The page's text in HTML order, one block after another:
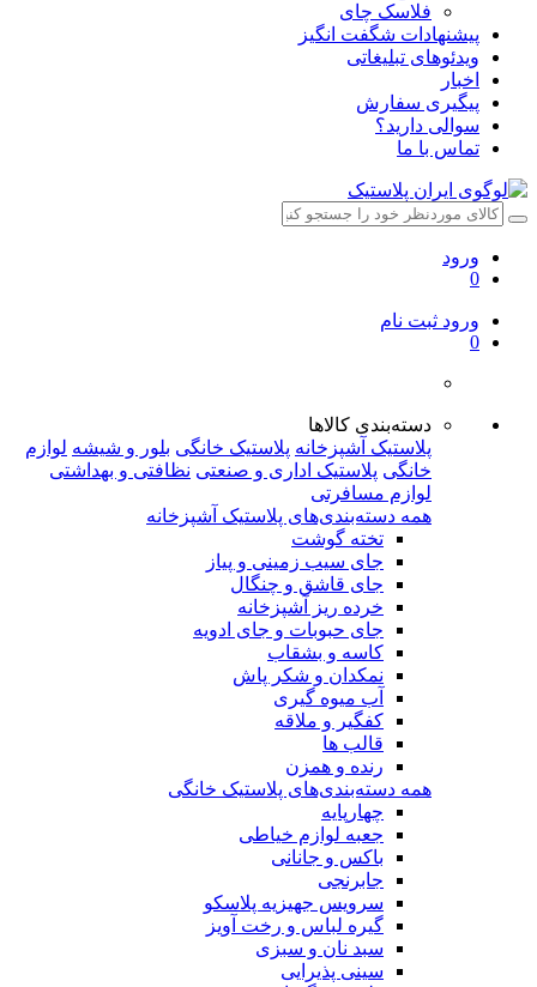
فلاسک چای
پیشنهادات شگفت انگیز
ویدئوهای تبلیغاتی
اخبار
پیگیری سفارش
سوالی دارید؟
تماس با ما
ورود
0
ورود ثبت نام
0
دسته‌بندی کالاها
پلاستیک آشپزخانه پلاستیک خانگی بلور و شیشه لوازم
خانگی پلاستیک اداری و صنعتی نظافتی و بهداشتی
لوازم مسافرتی
همه دسته‌بندی‌های پلاستیک آشپزخانه
تخته گوشت
جای سیب زمینی و پیاز
جای قاشق و چنگال
خرده ریز آشپزخانه
جای حبوبات و جای ادویه
کاسه و بشقاب
نمکدان و شکر پاش
آب میوه گیری
کفگیر و ملاقه
قالب ها
رنده و همزن
همه دسته‌بندی‌های پلاستیک خانگی
چهارپایه
جعبه لوازم خیاطی
باکس و جانانی
جابرنجی
سرویس جهیزیه پلاسکو
گیره لباس و رخت آویز
سبد نان و سبزی
سینی پذیرایی